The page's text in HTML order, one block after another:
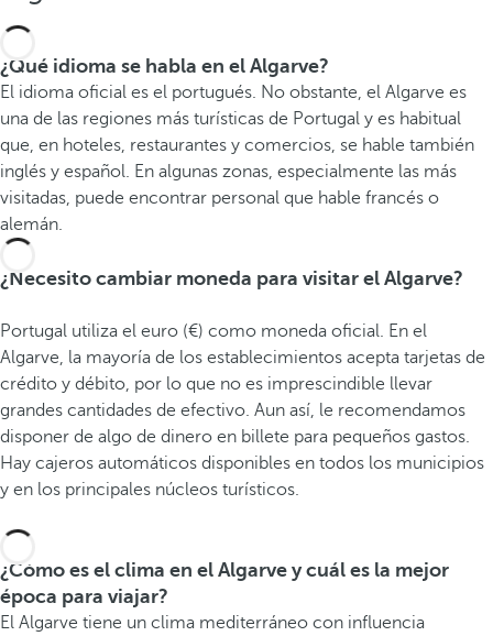
¿Qué idioma se habla en el Algarve?
El idioma oficial es el portugués. No obstante, el Algarve es
una de las regiones más turísticas de Portugal y es habitual
que, en hoteles, restaurantes y comercios, se hable también
inglés y español. En algunas zonas, especialmente las más
visitadas, puede encontrar personal que hable francés o
alemán.
¿Necesito cambiar moneda para visitar el Algarve?
Portugal utiliza el euro (€) como moneda oficial. En el
Algarve, la mayoría de los establecimientos acepta tarjetas de
crédito y débito, por lo que no es imprescindible llevar
grandes cantidades de efectivo. Aun así, le recomendamos
disponer de algo de dinero en billete para pequeños gastos.
Hay cajeros automáticos disponibles en todos los municipios
y en los principales núcleos turísticos.
¿Cómo es el clima en el Algarve y cuál es la mejor
época para viajar?
El Algarve tiene un clima mediterráneo con influencia